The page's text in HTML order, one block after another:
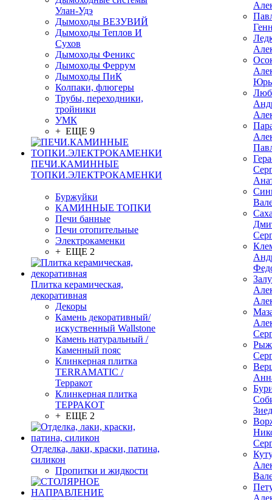
Улан-Удэ
Дымоходы ВЕЗУВИЙ
Дымоходы Теплов И
Сухов
Дымоходы Феникс
Дымоходы Феррум
Дымоходы ПиК
Колпаки, флюгеры
Трубы, переходники,
тройники
УМК
+ ЕЩЕ 9
ПЕЧИ.КАМИННЫЕ
ТОПКИ.ЭЛЕКТРОКАМЕНКИ
Буржуйки
КАМИННЫЕ ТОПКИ
Печи банные
Печи отопительные
Электрокаменки
+ ЕЩЕ 2
Плитка керамическая,
декоративная
Декоры
Камень декоративный/
искуственный Wallstone
Камень натуральный /
Каменный пояс
Клинкерная плитка
TERRAMATIC /
Терракот
Клинкерная плитка
ТЕРРАКОТ
+ ЕЩЕ 2
Отделка, лаки, краски, патина,
силикон
Пропитки и жидкости